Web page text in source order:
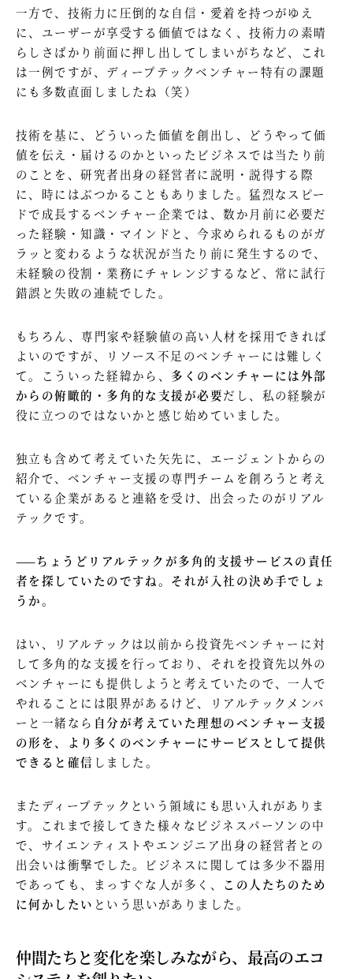
一方で、技術力に圧倒的な自信・愛着を持つがゆえ
に、ユーザーが享受する価値ではなく、技術力の素晴
らしさばかり前面に押し出してしまいがちなど、これ
は一例ですが、ディープテックベンチャー特有の課題
にも多数直面しましたね（笑）
技術を基に、どういった価値を創出し、どうやって価
値を伝え・届けるのかといったビジネスでは当たり前
のことを、研究者出身の経営者に説明・説得する際
に、時にはぶつかることもありました。猛烈なスピー
ドで成長するベンチャー企業では、数か月前に必要だ
った経験・知識・マインドと、今求められるものがガ
ラッと変わるような状況が当たり前に発生するので、
未経験の役割・業務にチャレンジするなど、常に試行
錯誤と失敗の連続でした。
もちろん、専門家や経験値の高い人材を採用できれば
よいのですが、リソース不足のベンチャーには難しく
て。こういった経緯から、 多くのベンチャーには外部
からの俯瞰的・多角的な支援が必要だし、私の経験が
役に立つのではないかと感じ始めていました。
独立も含めて考えていた矢先に、エージェントからの
紹介で、ベンチャー支援の専門チームを創ろうと考え
ている企業があると連絡を受け、出会ったのがリアル
テックです。
——ちょうどリアルテックが多角的支援サービスの責任
者を探していたのですね。それが入社の決め手でしょ
うか。
はい、リアルテックは以前から投資先ベンチャーに対
して多角的な支援を行っており、それを投資先以外の
ベンチャーにも提供しようと考えていたので、一人で
やれることには限界があるけど、リアルテックメンバ
ーと一緒なら 自分が考えていた理想のベンチャー支援
の形を、より多くのベンチャーにサービスとして提供
できると確信 しました。
またディープテックという領域にも思い入れがありま
す。これまで接してきた様々なビジネスパーソンの中
で、サイエンティストやエンジニア出身の経営者との
出会いは衝撃でした。ビジネスに関しては多少不器用
であっても、まっすぐな人が多く、
この人たちのため
に何かしたい という思いがありました。
仲間たちと変化を楽しみながら、最高のエコ